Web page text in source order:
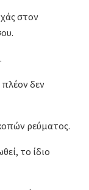
στον
πλέον δεν
ρεύματος.
το ίδιο